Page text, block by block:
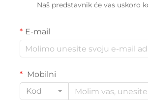
Naš predstavnik će vas uskoro
E-mail
Mobilni
Kod